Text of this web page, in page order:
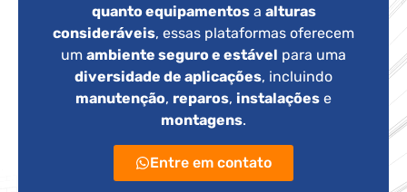
quanto equipamentosa alturas
consideráveis, essas plataformas oferecem
um ambiente seguro e estável para uma
diversidade de aplicações, incluindo
manutenção, reparos, instalações e
montagens.
Entre em contato